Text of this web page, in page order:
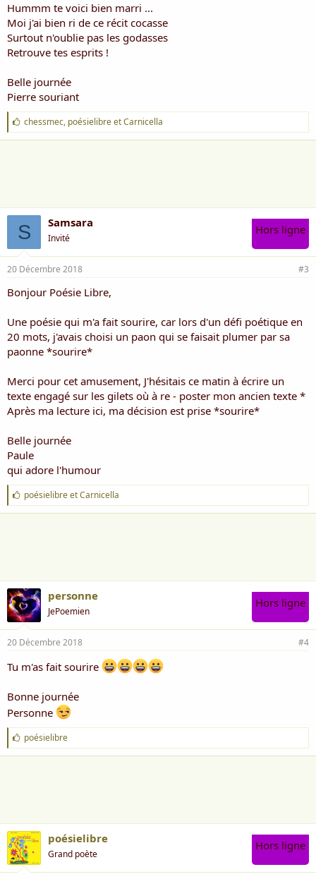
Hummm te voici bien marri ...
Moi j'ai bien ri de ce récit cocasse
Surtout n'oublie pas les godasses
Retrouve tes esprits !
Belle journée
Pierre souriant
J
'
a
chessmec, poésielibreetCarnicella
S Samsara
Invité
Hors ligne
20 Décembre 2018 #3
Bonjour Poésie Libre,
Une poésie qui m'a fait sourire, car lors d'un défi poétique en
20 mots, j'avais choisi un paon qui se faisait plumer par sa
paonne *sourire*
Merci pour cet amusement, J'hésitais ce matin à écrire un
texte engagé sur les gilets où à re - poster mon ancien texte *
Après ma lecture ici, ma décision est prise *sourire*
Belle journée
Paule
qui adore l'humour
J
'
a
poésielibreetCarnicella
personne
JePoemien
Hors ligne
20 Décembre 2018 #4
Tu m'as fait sourire
Bonne journée
Personne
J
'
a
poésielibre
poésielibre
Grand poète
Hors ligne